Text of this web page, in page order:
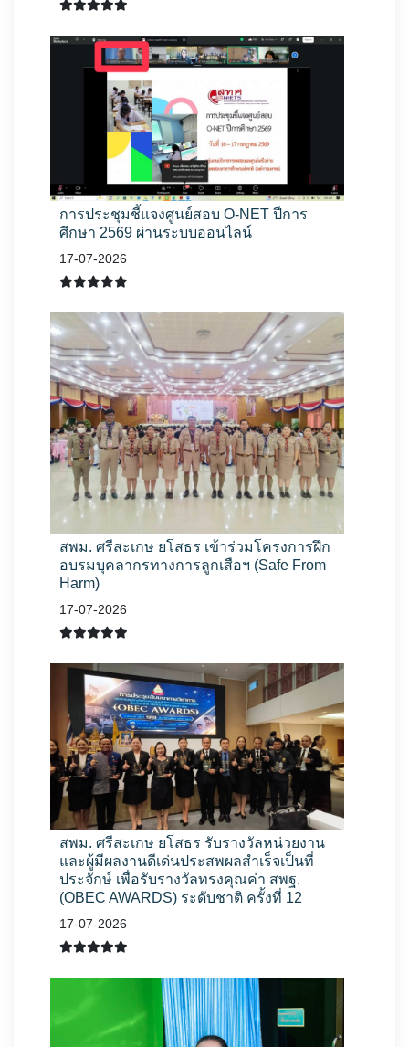
การประชุมชี้แจงศูนย์สอบ O-NET ปีการ
ศึกษา 2569 ผ่านระบบออนไลน์
17-07-2026
สพม. ศรีสะเกษ ยโสธร เข้าร่วมโครงการฝึก
อบรมบุคลากรทางการลูกเสือฯ (Safe From
Harm)
17-07-2026
สพม. ศรีสะเกษ ยโสธร รับรางวัลหน่วยงาน
และผู้มีผลงานดีเด่นประสพผลสำเร็จเป็นที่
ประจักษ์ เพื่อรับรางวัลทรงคุณค่า สพฐ.
(OBEC AWARDS) ระดับชาติ ครั้งที่ 12
17-07-2026